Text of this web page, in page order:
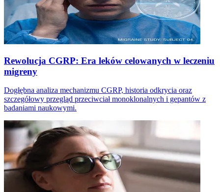
Rewolucja CGRP: Era leków celowanych w leczeniu
migreny
Dogłębna analiza mechanizmu CGRP, historia odkrycia oraz
szczegółowy przegląd przeciwciał monoklonalnych i gepantów z
badaniami naukowymi.